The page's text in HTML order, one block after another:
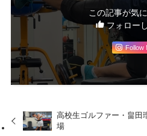
この記事が気
フォロー
Follow
高校生ゴルファー・畠田
場